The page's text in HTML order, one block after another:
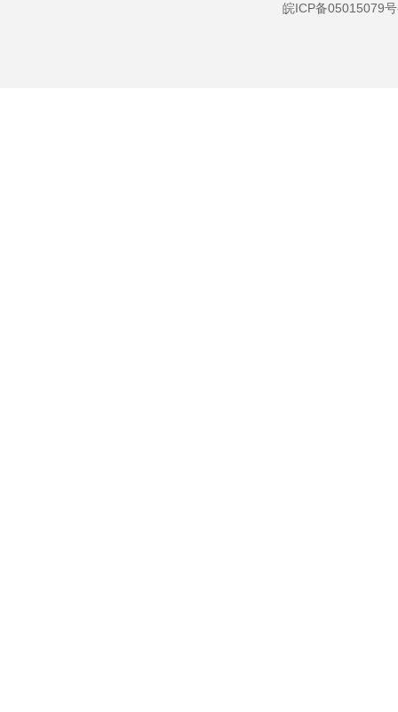
意义
皖ICP备05015079